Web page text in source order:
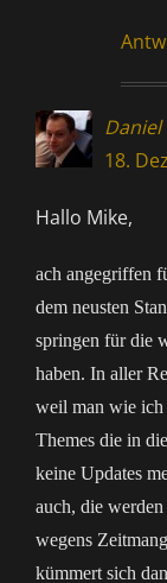
Daniel
18.
Hallo Mike,
ach angegriffen
dem neusten
springen für die
haben. In aller
weil man wie ich
Themes die in
keine Updates
auch, die
wegens
kümmert sich